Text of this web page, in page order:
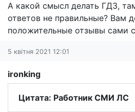
А какой смысл делать ГДЗ,
ответов не правильные? Вам
положительные отзывы сами
5 квітня 2021 12:01
ironking
Цитата: Работник СМИ ЛС